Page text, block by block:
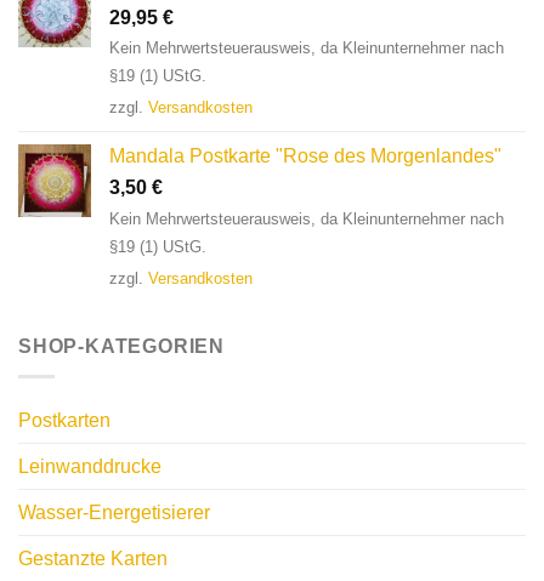
29,95 €
Kein Mehrwertsteuerausweis, da Kleinunternehmer nach
§19 (1) UStG.
zzgl. Versandkosten
Mandala Postkarte "Rose des Morgenlandes"
3,50 €
Kein Mehrwertsteuerausweis, da Kleinunternehmer nach
§19 (1) UStG.
zzgl. Versandkosten
SHOP-KATEGORIEN
Postkarten
Leinwanddrucke
Wasser-Energetisierer
Gestanzte Karten